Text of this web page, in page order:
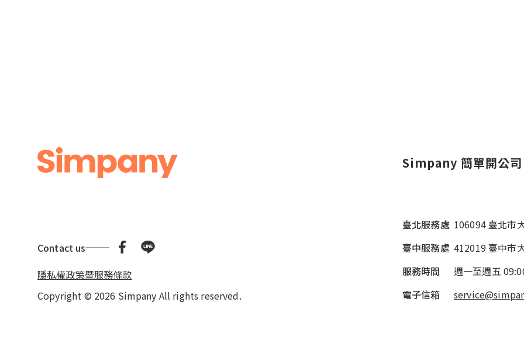
Simpany 簡單開公司
臺北服務處 106094 臺北市
臺中服務處 412019 臺中市
服務時間
週一至週五
電子信箱
Contact us
隱私權政策暨服務條款
Copyright © 2026 Simpany All rights reserved.